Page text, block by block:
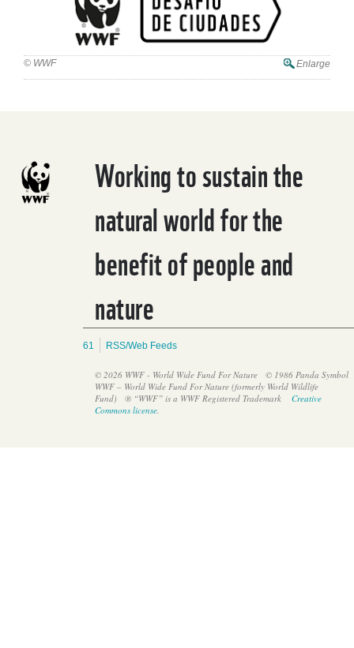
© WWF Enlarge
Working to sustain the
natural world for the
benefit of people and
nature
61 RSS/Web Feeds
© 2026 WWF - World Wide Fund For Nature
© 1986 Panda Symbol
WWF – World Wide Fund For Nature (formerly World Wildlife
Fund)
® “WWF” is a WWF Registered Trademark
Creative
Commons license.